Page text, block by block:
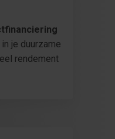
je duurzame
rendement